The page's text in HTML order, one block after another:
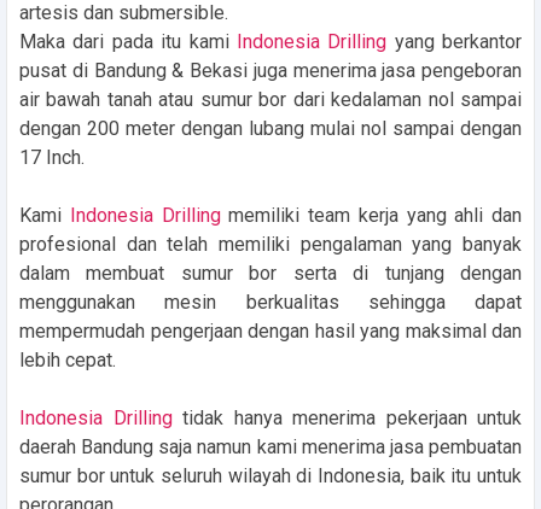
artesis dan submersible.
Maka dari pada itu kami Indonesia Drilling yang berkantor
pusat di Bandung & Bekasi juga menerima jasa pengeboran
air bawah tanah atau sumur bor dari kedalaman nol sampai
dengan 200 meter dengan lubang mulai nol sampai dengan
17 Inch.
Kami Indonesia Drillingmemiliki team kerja yang ahli dan
profesional dan telah memiliki pengalaman yang banyak
dalam membuat sumur bor serta di tunjang dengan
menggunakan mesin berkualitas sehingga dapat
mempermudah pengerjaan dengan hasil yang maksimal dan
lebih cepat.
Indonesia Drillingtidak hanya menerima pekerjaan untuk
daerah Bandung saja namun kami menerima jasa pembuatan
sumur bor untuk seluruh wilayah di Indonesia, baik itu untuk